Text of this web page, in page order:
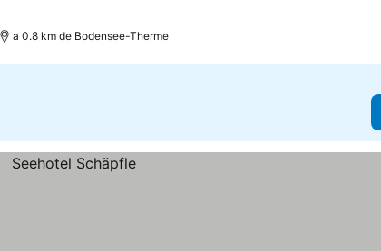
a 0.8 km de Bodensee-Therme